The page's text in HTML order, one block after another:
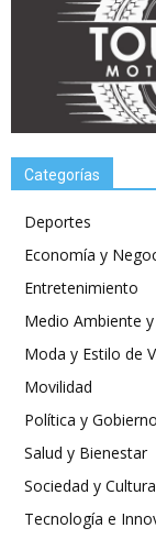
Categorías
Deportes
Economía y
Entretenimiento
Medio Ambiente
Moda y Estilo de
Movilidad
Política y Gobierno
Salud y Bienestar
Sociedad y Cultura
Tecnología e